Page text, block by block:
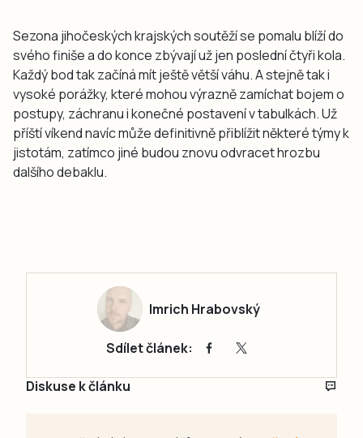
Sezona jihočeských krajských soutěží se pomalu blíží do
svého finiše a do konce zbývají už jen poslední čtyři kola.
Každý bod tak začíná mít ještě větší váhu. A stejně tak i
vysoké porážky, které mohou výrazně zamíchat bojem o
postupy, záchranu i konečné postavení v tabulkách. Už
příští víkend navíc může definitivně přiblížit některé týmy k
jistotám, zatímco jiné budou znovu odvracet hrozbu
dalšího debaklu.
Imrich Hrabovský
Sdílet článek:
Diskuse k článku